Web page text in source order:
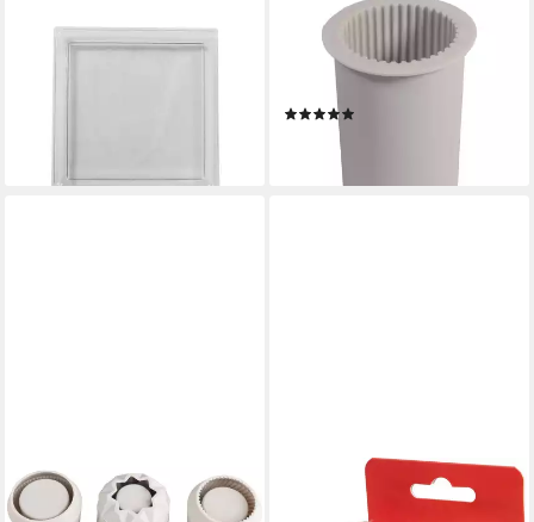
Modellierwerkzeug Fliesen-
RAYHER
Modellierwerkzeug
Stumpenkerze geriffelt, 160
13,09 €
RAYHER
Modellierwerkzeug Mini
Modellierwerkzeug Windlicht